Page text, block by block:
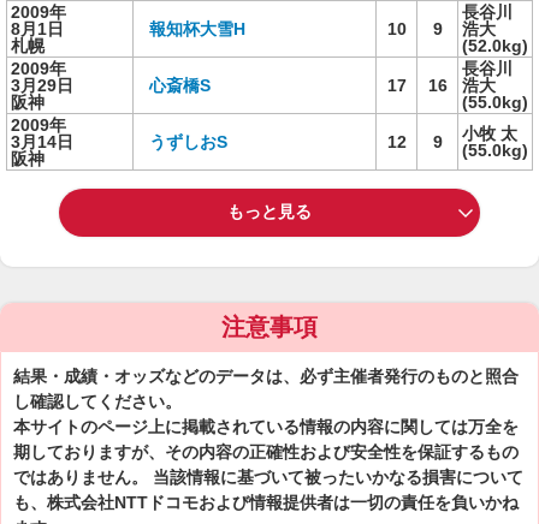
2009年
8月1日
札幌
報知杯大雪H 10 9
長谷川
浩大
(52.0kg)
2009年
3月29日
阪神
心斎橋S 17 16
長谷川
浩大
(55.0kg)
2009年
3月14日
阪神
うずしおS 12 9
小牧 太
(55.0kg)
もっと見る
注意事項
結果・成績・オッズなどのデータは、必ず主催者発行のものと照合
し確認してください。
本サイトのページ上に掲載されている情報の内容に関しては万全を
期しておりますが、その内容の正確性および安全性を保証するもの
ではありません。 当該情報に基づいて被ったいかなる損害について
も、株式会社NTTドコモおよび情報提供者は一切の責任を負いかね